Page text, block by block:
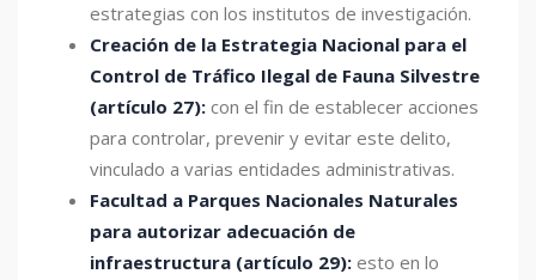
estrategias con los institutos de investigación.
Creación de la Estrategia Nacional para el
Control de Tráfico Ilegal de Fauna Silvestre
(artículo 27): con el fin de establecer acciones
para controlar, prevenir y evitar este delito,
vinculado a varias entidades administrativas.
Facultad a Parques Nacionales Naturales
para autorizar adecuación de
infraestructura (artículo 29): esto en lo